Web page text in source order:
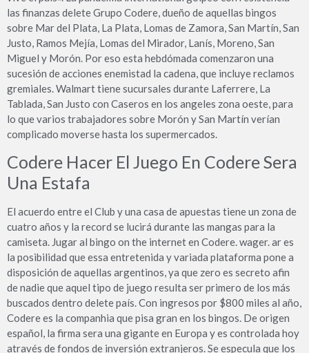
las finanzas delete Grupo Codere, dueño de aquellas bingos
sobre Mar del Plata, La Plata, Lomas de Zamora, San Martín, San
Justo, Ramos Mejía, Lomas del Mirador, Lanís, Moreno, San
Miguel y Morón. Por eso esta hebdómada comenzaron una
sucesión de acciones enemistad la cadena, que incluye reclamos
gremiales. Walmart tiene sucursales durante Laferrere, La
Tablada, San Justo con Caseros en los angeles zona oeste, para
lo que varios trabajadores sobre Morón y San Martín verían
complicado moverse hasta los supermercados.
Codere Hacer El Juego En Codere Sera
Una Estafa
El acuerdo entre el Club y una casa de apuestas tiene un zona de
cuatro años y la record se lucirá durante las mangas para la
camiseta. Jugar al bingo on the internet en Codere. wager. ar es
la posibilidad que essa entretenida y variada plataforma pone a
disposición de aquellas argentinos, ya que zero es secreto afin
de nadie que aquel tipo de juego resulta ser primero de los más
buscados dentro delete país. Con ingresos por $800 miles al año,
Codere es la companhia que pisa gran en los bingos. De origen
español, la firma sera una gigante en Europa y es controlada hoy
através de fondos de inversión extranjeros. Se especula que los